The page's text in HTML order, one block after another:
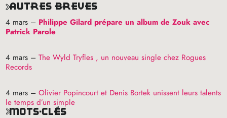
autres brèves
4 mars – Philippe Gilard prépare un album de Zouk avec
Patrick Parole
4 mars –The Wyld Tryfles , un nouveau single chez Rogues
Records
4 mars –Olivier Popincourt et Denis Bortek unissent leurs talents
le temps d’un simple
mots-clés